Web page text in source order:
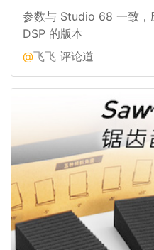
参数与 Studio 68 一致
DSP 的版本
飞飞 评论道